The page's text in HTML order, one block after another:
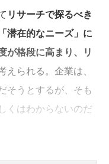
リサーチで探るべき
潜在的なニーズ」に
が格段に高まり、リ
えられる。企業は、
そうとするが、そも
くはわからないのだ